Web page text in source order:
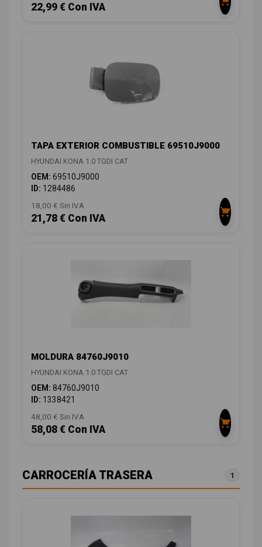
22,99 € Con IVA
TAPA EXTERIOR COMBUSTIBLE 69510J9000
HYUNDAI KONA 1.0 TGDI CAT
OEM: 69510J9000
ID: 1284486
18,00 € Sin IVA
21,78 € Con IVA
MOLDURA 84760J9010
HYUNDAI KONA 1.0 TGDI CAT
OEM: 84760J9010
ID: 1338421
48,00 € Sin IVA
58,08 € Con IVA
CARROCERÍA TRASERA 1